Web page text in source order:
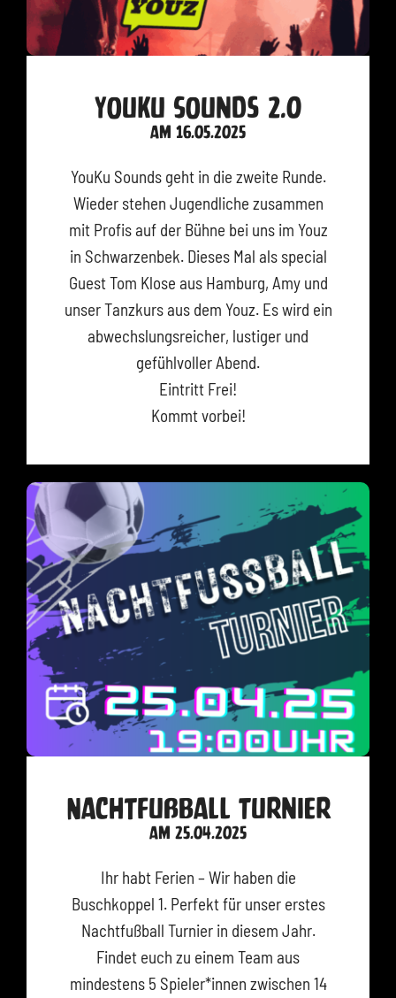
YouKu Sounds 2.0
am 16.05.2025
YouKu Sounds geht in die zweite Runde.
Wieder stehen Jugendliche zusammen
mit Profis auf der Bühne bei uns im Youz
in Schwarzenbek. Dieses Mal als special
Guest Tom Klose aus Hamburg, Amy und
unser Tanzkurs aus dem Youz. Es wird ein
abwechslungsreicher, lustiger und
gefühlvoller Abend.
Eintritt Frei!
Kommt vorbei!
Nachtfußball Turnier
am 25.04.2025
Ihr habt Ferien – Wir haben die
Buschkoppel 1. Perfekt für unser erstes
Nachtfußball Turnier in diesem Jahr.
Findet euch zu einem Team aus
mindestens 5 Spieler*innen zwischen 14